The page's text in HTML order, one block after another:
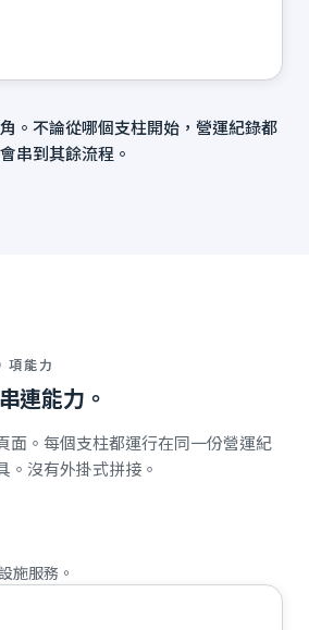
。不論從哪個支柱開始，營運紀錄都
會串到其餘流程。
項能力
連能力。
面。每個支柱都運行在同一份營運紀
。沒有外掛式拼接。
施服務。